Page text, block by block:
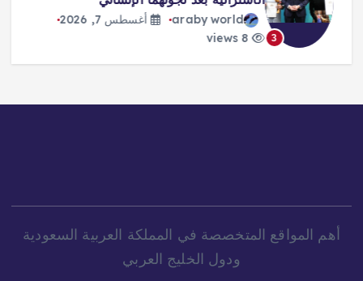
3
araby world
أغسطس 7, 2026
8 views
أهم المواقع المتخصصة في المملكة العربية السعودية
ودول الخليج العربي